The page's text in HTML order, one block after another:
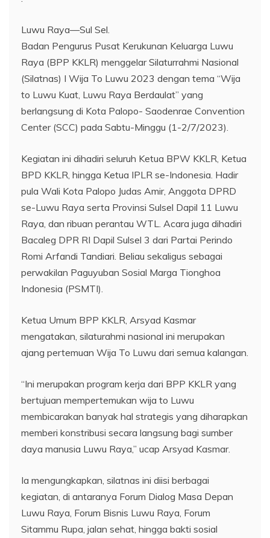
Luwu Raya—Sul Sel.
Badan Pengurus Pusat Kerukunan Keluarga Luwu
Raya (BPP KKLR) menggelar Silaturrahmi Nasional
(Silatnas) I Wija To Luwu 2023 dengan tema “Wija
to Luwu Kuat, Luwu Raya Berdaulat” yang
berlangsung di Kota Palopo- Saodenrae Convention
Center (SCC) pada Sabtu-Minggu (1-2/7/2023).
Kegiatan ini dihadiri seluruh Ketua BPW KKLR, Ketua
BPD KKLR, hingga Ketua IPLR se-Indonesia. Hadir
pula Wali Kota Palopo Judas Amir, Anggota DPRD
se-Luwu Raya serta Provinsi Sulsel Dapil 11 Luwu
Raya, dan ribuan perantau WTL. Acara juga dihadiri
Bacaleg DPR RI Dapil Sulsel 3 dari Partai Perindo
Romi Arfandi Tandiari. Beliau sekaligus sebagai
perwakilan Paguyuban Sosial Marga Tionghoa
Indonesia (PSMTI).
Ketua Umum BPP KKLR, Arsyad Kasmar
mengatakan, silaturahmi nasional ini merupakan
ajang pertemuan Wija To Luwu dari semua kalangan.
“Ini merupakan program kerja dari BPP KKLR yang
bertujuan mempertemukan wija to Luwu
membicarakan banyak hal strategis yang diharapkan
memberi konstribusi secara langsung bagi sumber
daya manusia Luwu Raya,” ucap Arsyad Kasmar.
Ia mengungkapkan, silatnas ini diisi berbagai
kegiatan, di antaranya Forum Dialog Masa Depan
Luwu Raya, Forum Bisnis Luwu Raya, Forum
Sitammu Rupa, jalan sehat, hingga bakti sosial